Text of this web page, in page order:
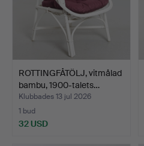
ROTTINGFÅTÖLJ, vitmålad
bambu, 1900-talets…
Klubbades 13 jul 2026
1 bud
32 USD